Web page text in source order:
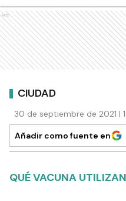
Ads
CIUDAD
30 de septiembre de 2021 |
Añadir como fuente en
QUÉ VACUNA